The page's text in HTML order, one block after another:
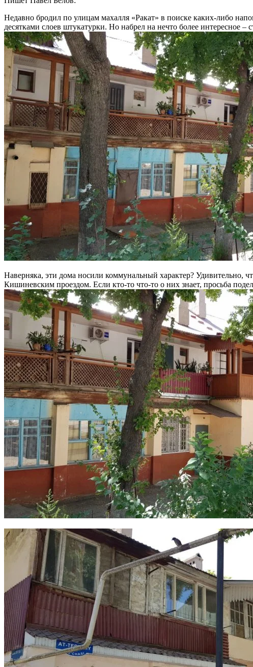
Недавно бродил по улицам махалля «Ракат» в поиске каких-либо
десятками слоев штукатурки. Но набрел на нечто более интересное
Наверняка, эти дома носили коммунальный характер? Удивительно,
Кишиневским проездом. Если кто-то что-то о них знает, просьба